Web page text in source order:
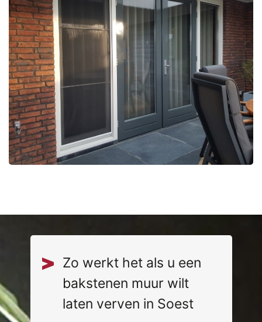
Zo werkt het als u een
bakstenen muur wilt
laten verven in Soest